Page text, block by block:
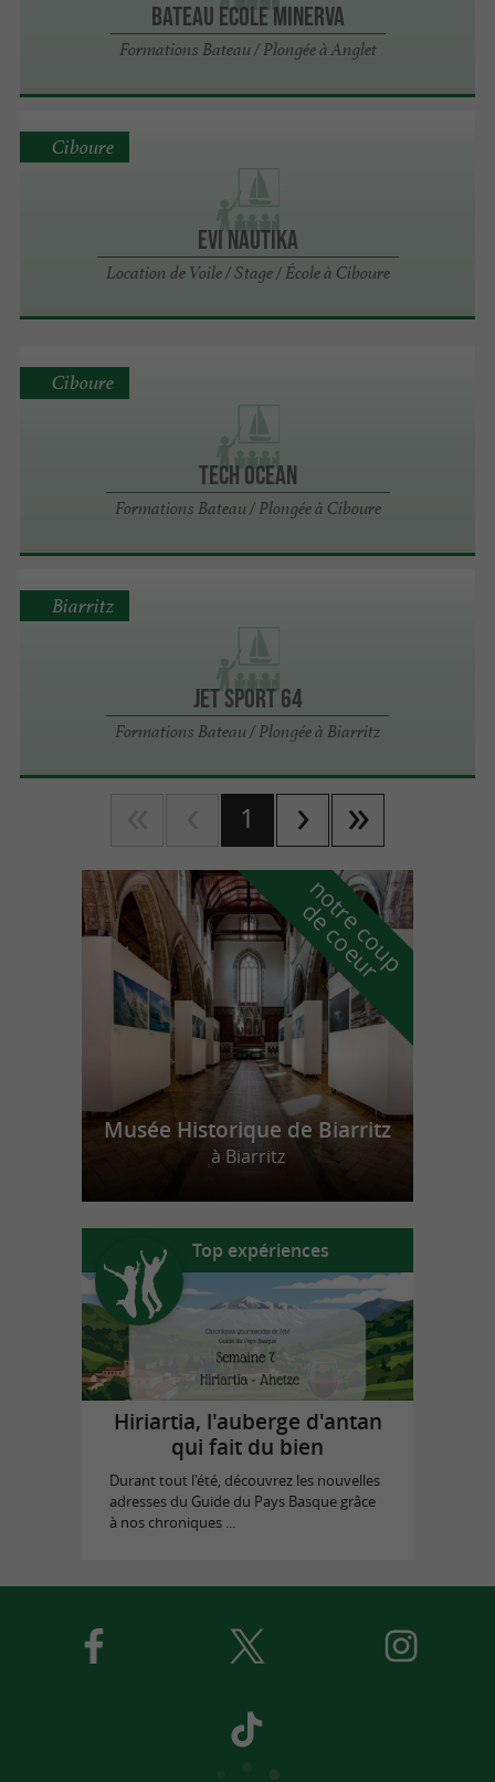
Bateau Ecole Minerva
Formations Bateau / Plongée à Anglet
Evi Nautika
Location de Voile / Stage / École à Ciboure
Ciboure
TECH OCEAN
Formations Bateau / Plongée à Ciboure
Ciboure
Jet Sport 64
Formations Bateau / Plongée à Biarritz
Biarritz
1
n
o
t
r
e
c
o
u
p
d
e
c
o
e
u
r
Musée Historique de Biarritz
à Biarritz
Top expériences
Hiriartia, l'auberge d'antan
qui fait du bien
Durant tout l'été, découvrez les nouvelles
adresses du Guide du Pays Basque grâce
à nos chroniques ...